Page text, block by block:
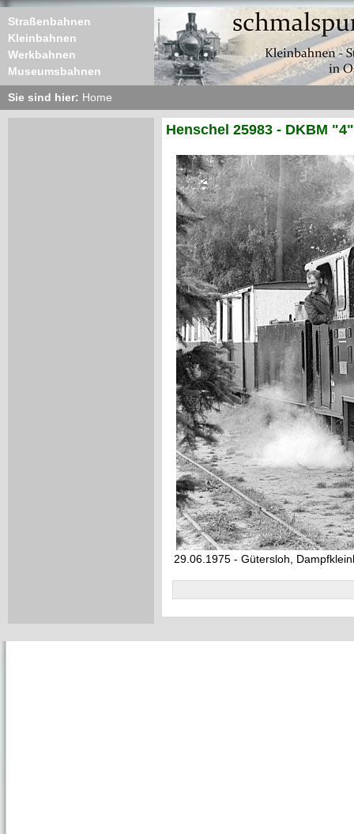
Straßenbahnen
Kleinbahnen
Werkbahnen
Museumsbahnen
Sie sind hier: Home
Henschel 25983 - DKBM "4"
29.06.1975 - Gütersloh,